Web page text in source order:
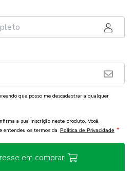
que posso me descadastrar a qualquer
a sua inscrição neste produto. Você,
entendeu os termos da Política de Privacidade *
em comprar!